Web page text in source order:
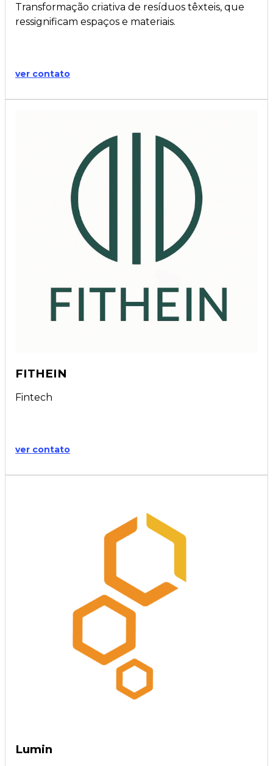
Transformação criativa de resíduos têxteis, que
ressignificam espaços e materiais.
ver contato
FITHEIN
Fintech
ver contato
Lumin